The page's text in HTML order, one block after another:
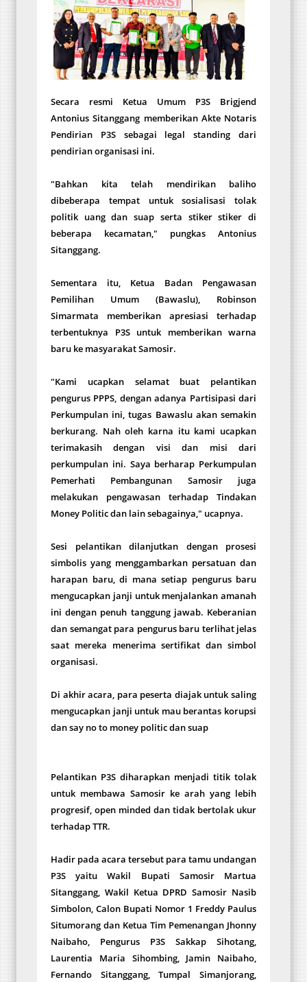
Secara resmi Ketua Umum P3S Brigjend
Antonius Sitanggang memberikan Akte Notaris
Pendirian P3S sebagai legal standing dari
pendirian organisasi ini.
"Bahkan kita telah mendirikan baliho
dibeberapa tempat untuk sosialisasi tolak
politik uang dan suap serta stiker stiker di
beberapa kecamatan," pungkas Antonius
Sitanggang.
Sementara itu, Ketua Badan Pengawasan
Pemilihan Umum (Bawaslu), Robinson
Simarmata memberikan apresiasi terhadap
terbentuknya P3S untuk memberikan warna
baru ke masyarakat Samosir.
"Kami ucapkan selamat buat pelantikan
pengurus PPPS, dengan adanya Partisipasi dari
Perkumpulan ini, tugas Bawaslu akan semakin
berkurang. Nah oleh karna itu kami ucapkan
terimakasih dengan visi dan misi dari
perkumpulan ini. Saya berharap Perkumpulan
Pemerhati Pembangunan Samosir juga
melakukan pengawasan terhadap Tindakan
Money Politic dan lain sebagainya," ucapnya.
Sesi pelantikan dilanjutkan dengan prosesi
simbolis yang menggambarkan persatuan dan
harapan baru, di mana setiap pengurus baru
mengucapkan janji untuk menjalankan amanah
ini dengan penuh tanggung jawab. Keberanian
dan semangat para pengurus baru terlihat jelas
saat mereka menerima sertifikat dan simbol
organisasi.
Di akhir acara, para peserta diajak untuk saling
mengucapkan janji untuk mau berantas korupsi
dan say no to money politic dan suap
Pelantikan P3S diharapkan menjadi titik tolak
untuk membawa Samosir ke arah yang lebih
progresif, open minded dan tidak bertolak ukur
terhadap TTR.
Hadir pada acara tersebut para tamu undangan
P3S yaitu Wakil Bupati Samosir Martua
Sitanggang, Wakil Ketua DPRD Samosir Nasib
Simbolon, Calon Bupati Nomor 1 Freddy Paulus
Situmorang dan Ketua Tim Pemenangan Jhonny
Naibaho, Pengurus P3S Sakkap Sihotang,
Laurentia Maria Sihombing, Jamin Naibaho,
Fernando Sitanggang, Tumpal Simanjorang,